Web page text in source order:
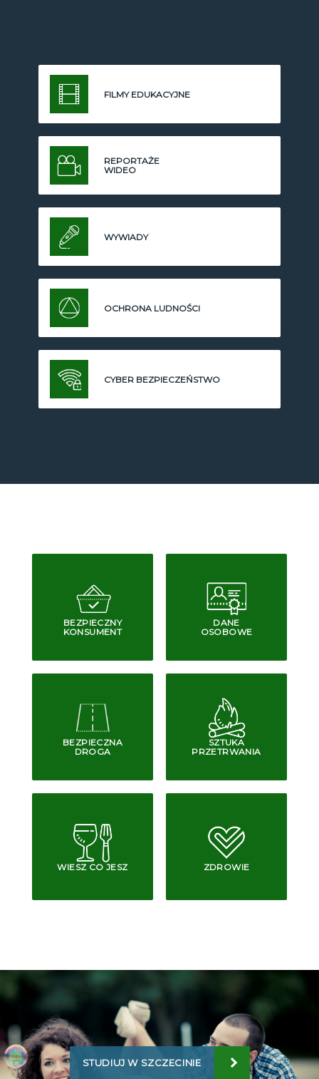
FILMY EDUKACYJNE
REPORTAŻE
WIDEO
WYWIADY
OCHRONA LUDNOŚCI
CYBER BEZPIECZEŃSTWO
BEZPIECZNY
KONSUMENT
DANE
OSOBOWE
BEZPIECZNA
DROGA
SZTUKA
PRZETRWANIA
WIESZ CO JESZ ZDROWIE
STUDIUJ W SZCZECINIE